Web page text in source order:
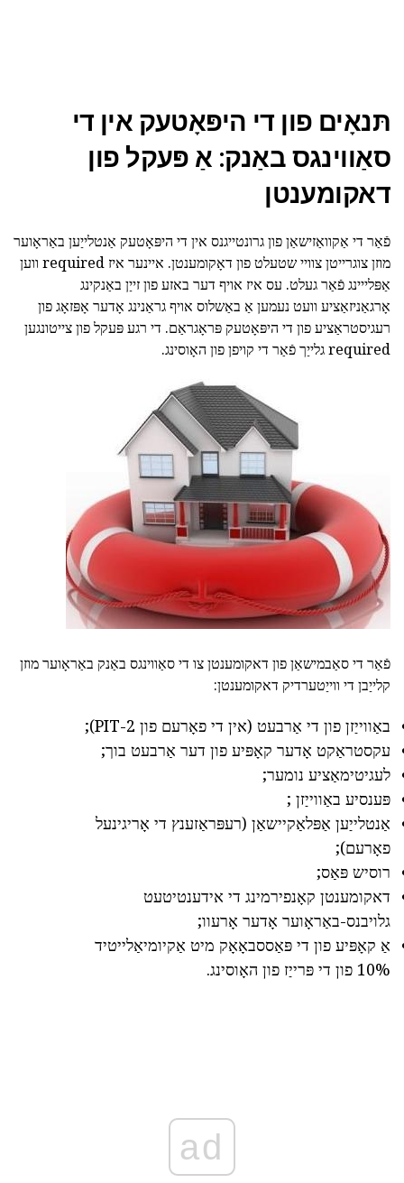
תּנאָים פון די היפּאָטעק אין די
סאַווינגס באַנק: אַ פּעקל פון
דאקומענטן
פֿאַר די אַקוואַזישאַן פון גרונטייגנס אין די היפּאָטעק אַנטלייַען באַראָוער
מוזן צוגרייטן צוויי שטעלט פון דאָקומענטן. איינער איז required ווען
אַפּלייינג פֿאַר געלט. עס איז אויף דער באזע פון זייַן באַנקינג
אָרגאַניזאַציע וועט נעמען אַ באַשלוס אויף גראַנינג אָדער אָפּזאָג פון
רעגיסטראַציע פון די היפּאָטעק פּראָגראַם. די רגע פּעקל פון צייטונגען
required גלייַך פֿאַר די קויפן פון האָוסינג.
פֿאַר די סאַבמישאַן פון דאקומענטן צו די סאַווינגס באַנק באַראָוער מוזן
קלייַבן די ווייַטערדיק דאקומענטן:
באַווייַזן פון די אַרבעט (אין די פאָרעם פון PIT-2);
עקסטראַקט אָדער קאָפּיע פון דער אַרבעט בוך;
לעגיטימאַציע נומער;
פּענסיע באַווייַזן ;
אַנטלייַען אַפּלאַקיישאַן (רעפּראַזענץ די אָריגינעל
פאָרעם);
רוסיש פּאַס;
דאקומענטן קאָנפירמינג די אידענטיטעט
גלויבנס-באַראָוער אָדער אָרעוו;
אַ קאָפּיע פון די פּאַססבאָאָק מיט אַקיומיאַלייטיד
10% פון די פּרייַז פון האָוסינג.
ad